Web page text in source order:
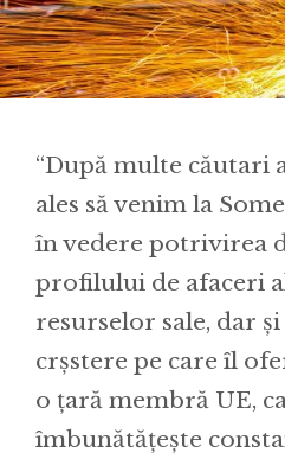
“După multe căutari
ales să venim la
în vedere potrivirea
profilului de afaceri
resurselor sale, dar
crșstere pe care îl
o țară membră UE,
îmbunătățește